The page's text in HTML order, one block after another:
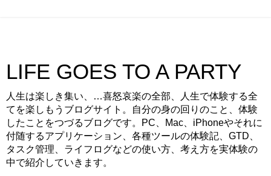
LIFE GOES TO A PARTY
人生は楽しき集い、…喜怒哀楽の全部、人生で体験する全
てを楽しもうブログサイト。自分の身の回りのこと、体験
したことをつづるブログです。PC、Mac、iPhoneやそれに
付随するアプリケーション、各種ツールの体験記、GTD、
タスク管理、ライフログなどの使い方、考え方を実体験の
中で紹介していきます。